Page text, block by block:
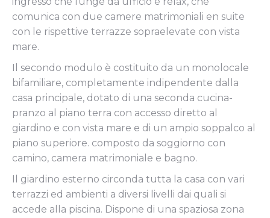
comunica con due camere matrimoniali en suite
con le rispettive terrazze sopraelevate con vista
mare.
Il secondo modulo è costituito da un monolocale
bifamiliare, completamente indipendente dalla
casa principale, dotato di una seconda cucina-
pranzo al piano terra con accesso diretto al
giardino e con vista mare e di un ampio soppalco al
piano superiore. composto da soggiorno con
camino, camera matrimoniale e bagno.
Il giardino esterno circonda tutta la casa con vari
terrazzi ed ambienti a diversi livelli dai quali si
accede alla piscina. Dispone di una spaziosa zona